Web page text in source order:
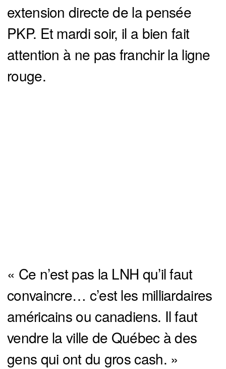
extension directe de la pensée
PKP. Et mardi soir, il a bien fait
attention à ne pas franchir la ligne
rouge.
« Ce n’est pas la LNH qu’il faut
convaincre… c’est les milliardaires
américains ou canadiens. Il faut
vendre la ville de Québec à des
gens qui ont du gros cash. »